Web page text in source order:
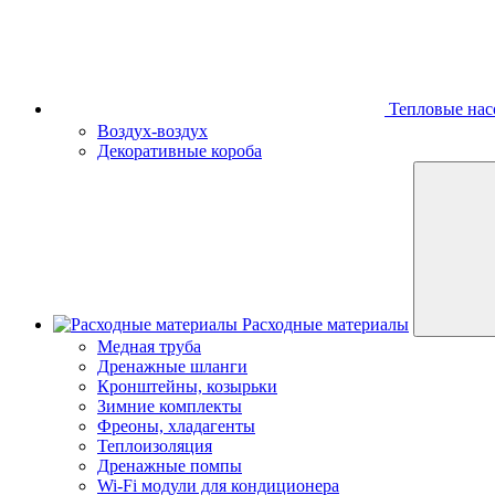
Тепловые
Воздух-воздух
Декоративные короба
Расходные материалы
Медная труба
Дренажные шланги
Кронштейны, козырьки
Зимние комплекты
Фреоны, хладагенты
Теплоизоляция
Дренажные помпы
Wi-Fi модули для кондиционера